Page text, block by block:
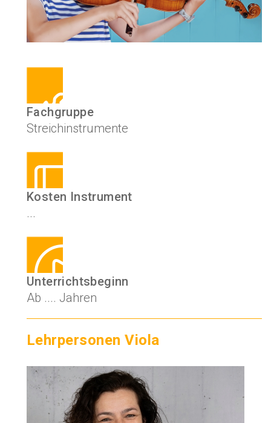
Fachgruppe
Streichinstrumente
Kosten Instrument
...
Unterrichtsbeginn
Ab .... Jahren
Lehrpersonen Viola
60